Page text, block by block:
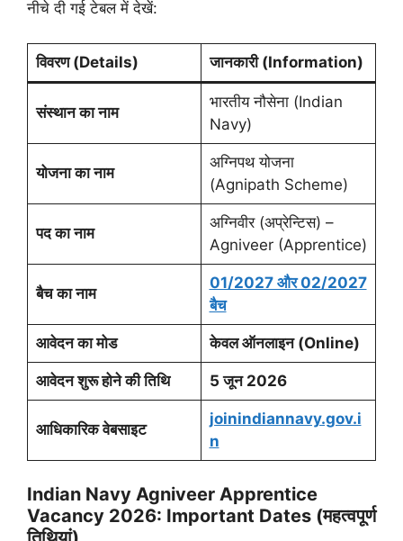
नीचे दी गई टेबल में देखें:
विवरण (Details) जानकारी (Information)
संस्थान का नाम
भारतीय नौसेना (Indian
Navy)
योजना का नाम
अग्निपथ योजना
(Agnipath Scheme)
पद का नाम
अग्निवीर (अप्रेन्टिस) –
Agniveer (Apprentice)
बैच का नाम
01/2027 और 02/2027
बैच
आवेदन का मोड केवल ऑनलाइन (Online)
आवेदन शुरू होने की तिथि 5 जून 2026
आधिकारिक वेबसाइट
joinindiannavy.gov.i
n
Indian Navy Agniveer Apprentice
Vacancy 2026: Important Dates (महत्वपूर्ण